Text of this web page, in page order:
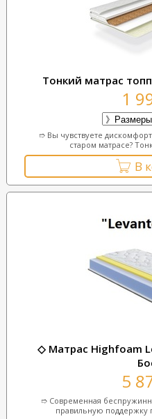
Тонкий матрас
1
➱ Вы чувствуете
старом матрасе?
В
◇ Матрас Highfoam
5
➱ Современная
правильную поддержку